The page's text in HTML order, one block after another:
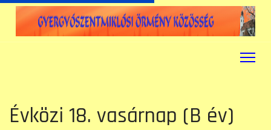
Évközi 18. vasárnap (B év)